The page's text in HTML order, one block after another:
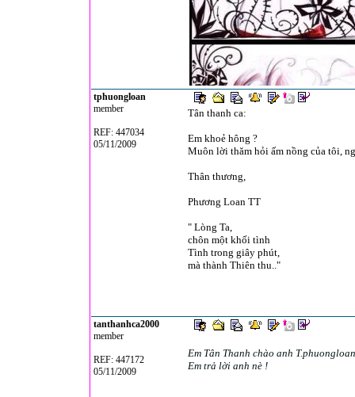
Đêm nay tôi
Âm thầm
Cho em theo
tphuongloan
member
REF: 447034
05/11/2009
Tân thanh ca:
Em khoẻ hông ?
Muôn lời thăm hỏi ấm nồng của tôi,
Thân thương,
Phương Loan TT
" Lòng Ta,
chôn một khối tình
Tình trong giây phút,
mà thành Thiên thu.."
tanthanhca2000
member
REF: 447172
05/11/2009
Em Tân Thanh chào anh
Em trả lời anh nè !